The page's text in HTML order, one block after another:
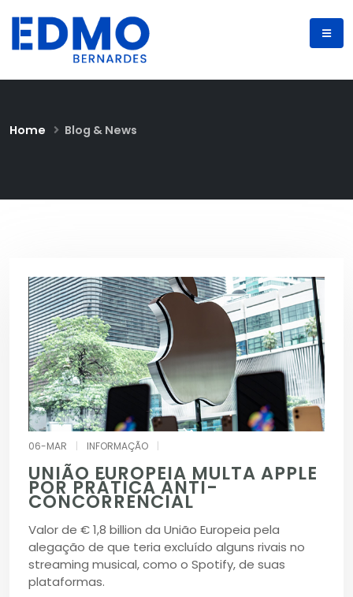
Home Blog & News
06-MAR INFORMAÇÃO
UNIÃO EUROPEIA MULTA APPLE
POR PRÁTICA ANTI-
CONCORRENCIAL
Valor de € 1,8 billion da União Europeia pela
alegação de que teria excluído alguns rivais no
streaming musical, como o Spotify, de suas
plataformas.